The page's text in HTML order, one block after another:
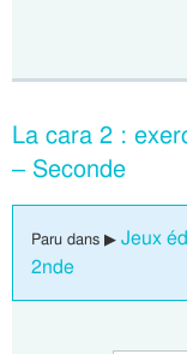
La cara 2 :
– Seconde
Paru dans ▶ Jeux
2nde